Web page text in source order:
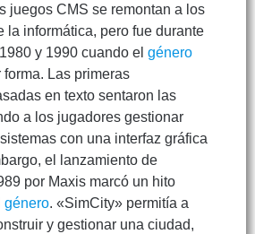
juegos CMS se remontan a los
la informática, pero fue durante
y 1990 cuando el género
Las primeras
en texto sentaron las
a los jugadores gestionar
con una interfaz gráfica
el lanzamiento de
por Maxis marcó un hito
género. «SimCity» permitía a
y gestionar una ciudad,